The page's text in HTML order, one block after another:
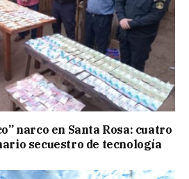
narco en Santa Rosa: cuatro
secuestro de tecnología